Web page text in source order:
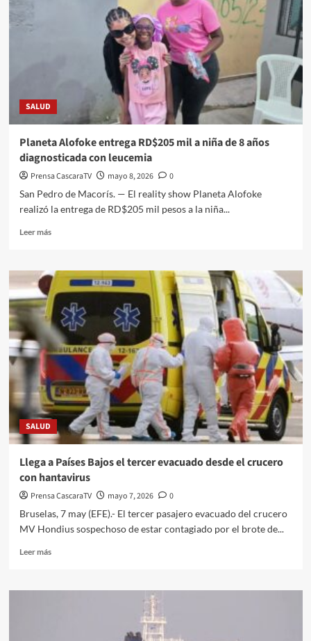
SALUD
Planeta Alofoke entrega RD$205 mil a niña de 8 años
diagnosticada con leucemia
Prensa CascaraTV mayo 8, 2026
0
San Pedro de Macorís. — El reality show Planeta Alofoke
realizó la entrega de RD$205 mil pesos a la niña...
Leer más
SALUD
Llega a Países Bajos el tercer evacuado desde el crucero
con hantavirus
Prensa CascaraTV mayo 7, 2026
0
Bruselas, 7 may (EFE).- El tercer pasajero evacuado del crucero
MV Hondius sospechoso de estar contagiado por el brote de...
Leer más